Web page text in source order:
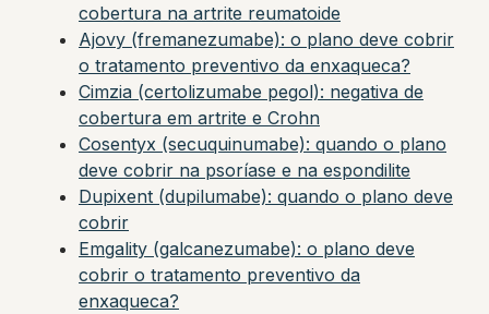
cobertura na artrite reumatoide
Ajovy (fremanezumabe): o plano deve cobrir
o tratamento preventivo da enxaqueca?
Cimzia (certolizumabe pegol): negativa de
cobertura em artrite e Crohn
Cosentyx (secuquinumabe): quando o plano
deve cobrir na psoríase e na espondilite
Dupixent (dupilumabe): quando o plano deve
cobrir
Emgality (galcanezumabe): o plano deve
cobrir o tratamento preventivo da
enxaqueca?